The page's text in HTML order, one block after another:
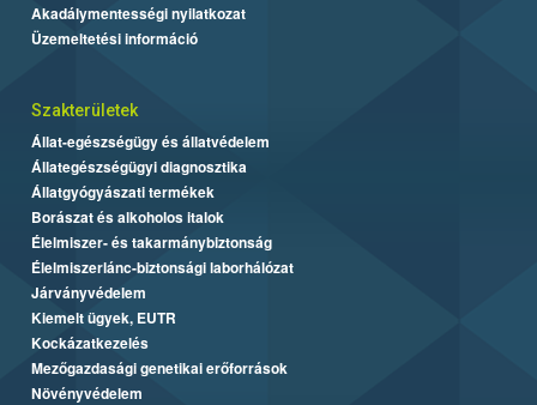
Akadálymentességi nyilatkozat
Üzemeltetési információ
Szakterületek
Állat-egészségügy és állatvédelem
Állategészségügyi diagnosztika
Állatgyógyászati termékek
Borászat és alkoholos italok
Élelmiszer- és takarmánybiztonság
Élelmiszerlánc-biztonsági laborhálózat
Járványvédelem
Kiemelt ügyek, EUTR
Kockázatkezelés
Mezőgazdasági genetikai erőforrások
Növényvédelem